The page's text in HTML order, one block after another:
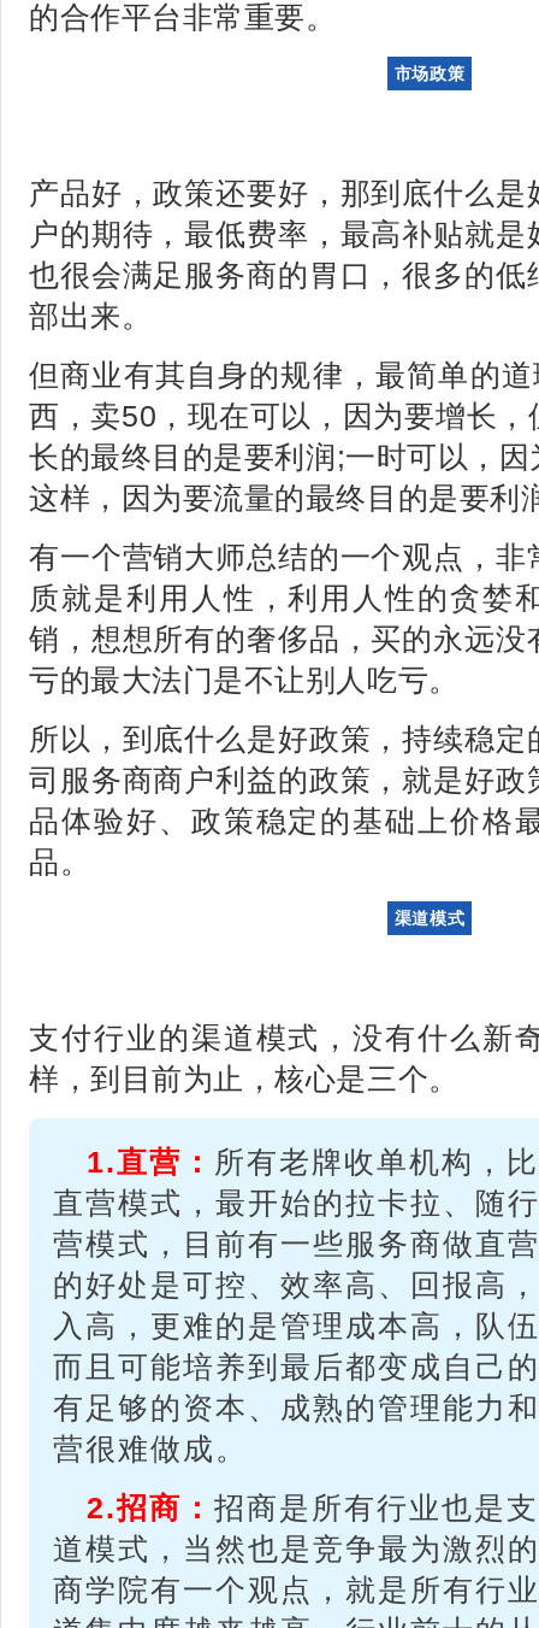
的合作平台非常重要。
市场政策
产品好，政策还要好，那到底什么
户的期待，最低费率，最高补贴就
也很会满足服务商的胃口，很多的
部出来。
但商业有其自身的规律，最简单的
西，卖50，现在可以，因为要增长
长的最终目的是要利润;一时可以，
这样，因为要流量的最终目的是要利
有一个营销大师总结的一个观点，
质就是利用人性，利用人性的贪婪
销，想想所有的奢侈品，买的永远
亏的最大法门是不让别人吃亏。
所以，到底什么是好政策，持续稳
司服务商商户利益的政策，就是好
品体验好、政策稳定的基础上价格
品。
渠道模式
支付行业的渠道模式，没有什么新
样，到目前为止，核心是三个。
1.直营： 所有老牌收单机构，
直营模式，最开始的拉卡拉、随
营模式，目前有一些服务商做直
的好处是可控、效率高、回报高
入高，更难的是管理成本高，队
而且可能培养到最后都变成自己
有足够的资本、成熟的管理能力
营很难做成。
2.招商： 招商是所有行业也是
道模式，当然也是竞争最为激烈
商学院有一个观点，就是所有行